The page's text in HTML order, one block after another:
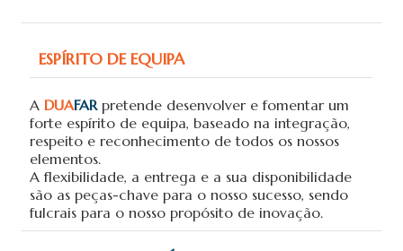
ESPÍRITO DE EQUIPA
ADUAFARpretende desenvolver e fomentar um
forte espírito de equipa, baseado na integração,
respeito e reconhecimento de todos os nossos
elementos.
A flexibilidade, a entrega e a sua disponibilidade
são as peças-chave para o nosso sucesso, sendo
fulcrais para o nosso propósito de inovação.